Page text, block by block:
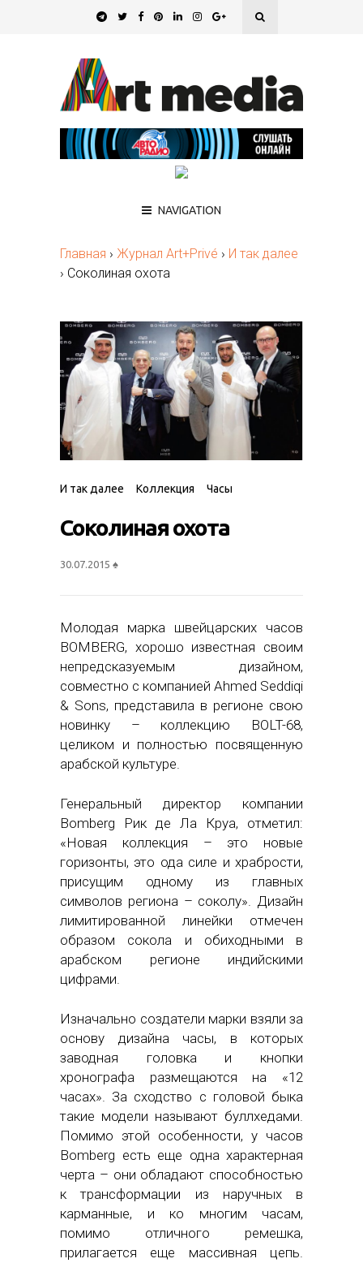
NAVIGATION
Главная › Журнал Art+Privé › И так далее
› Соколиная охота
И так далее Коллекция Часы
Соколиная охота
30.07.2015 ♠
Молодая марка швейцарских часов
BOMBERG, хорошо известная своим
непредсказуемым дизайном,
совместно с компанией Ahmed Seddiqi
& Sons, представила в регионе свою
новинку – коллекцию BOLT-68,
целиком и полностью посвященную
арабской культуре.
Генеральный директор компании
Bomberg Рик де Ла Круа, отметил:
«Новая коллекция – это новые
горизонты, это ода силе и храбрости,
присущим одному из главных
символов региона – соколу». Дизайн
лимитированной линейки отмечен
образом сокола и обиходными в
арабском регионе индийскими
цифрами.
Изначально создатели марки взяли за
основу дизайна часы, в которых
заводная головка и кнопки
хронографа размещаются на «12
часах». За сходство с головой быка
такие модели называют буллхедами.
Помимо этой особенности, у часов
Bomberg есть еще одна характерная
черта – они обладают способностью
к трансформации из наручных в
карманные, и ко многим часам,
помимо отличного ремешка,
прилагается еще массивная цепь.